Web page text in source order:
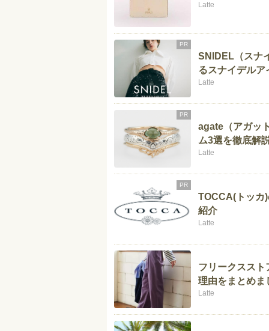
Latte
PR
SNIDEL（スナ
るスナイデルア
Latte
PR
agate（アガッ
ム3選を徹底解
Latte
PR
TOCCA(トッカ
紹介
Latte
フリークススト
理由をまとめま
Latte